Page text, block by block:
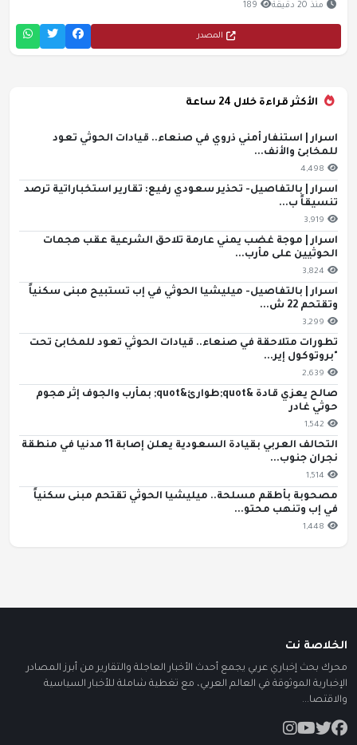
منذ 20 دقيقة 189
المصدر
الأكثر قراءة خلال 24 ساعة
اسرار | استنفار أمني ذروي في صنعاء.. قيادات الحوثي تعود
للمخابئ والأنف...
4,498
اسرار | بالتفاصيل- تحذير سعودي رفيع: تقارير استخباراتية ترصد
تنسيقاً ب...
3,919
اسرار | موجة غضب يمني عارمة تلاحق الشرعية عقب هجمات
الحوثيين على مأرب...
3,824
اسرار | بالتفاصيل- ميليشيا الحوثي في إب تستبيح مبنى سكنياً
وتقتحم 22 ش...
3,299
تطورات متلاحقة في صنعاء.. قيادات الحوثي تعود للمخابئ تحت
"بروتوكول إير...
2,639
صالح يعزي قادة &quot;طوارئ&quot; بمأرب والجوف إثر هجوم
حوثي غادر
1,542
التحالف العربي بقيادة السعودية يعلن إصابة 11 مدنيا في منطقة
نجران جنوب...
1,514
مصحوبة بأطقم مسلحة.. ميليشيا الحوثي تقتحم مبنى سكنياً
في إب وتنهب محتو...
1,448
الخلاصة نت
محرك بحث إخباري عربي يجمع أحدث الأخبار العاجلة والتقارير من أبرز المصادر
الإخبارية الموثوقة في العالم العربي، مع تغطية شاملة للأخبار السياسية
والاقتصا...